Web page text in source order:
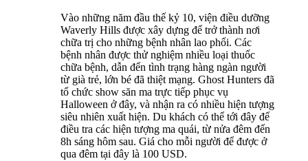
Vào những năm đầu thế kỷ 10, viện điều dưỡng
Waverly Hills được xây dựng để trở thành nơi
chữa trị cho những bệnh nhân lao phổi. Các
bệnh nhân được thử nghiệm nhiều loại thuốc
chữa bệnh, dẫn đến tình trạng hàng ngàn người
từ già trẻ, lớn bé đã thiệt mạng. Ghost Hunters đã
tổ chức show săn ma trực tiếp phục vụ
Halloween ở đây, và nhận ra có nhiều hiện tượng
siêu nhiên xuất hiện. Du khách có thể tới đây để
điều tra các hiện tượng ma quái, từ nửa đêm đến
8h sáng hôm sau. Giá cho mỗi người để được ở
qua đêm tại đây là 100 USD.